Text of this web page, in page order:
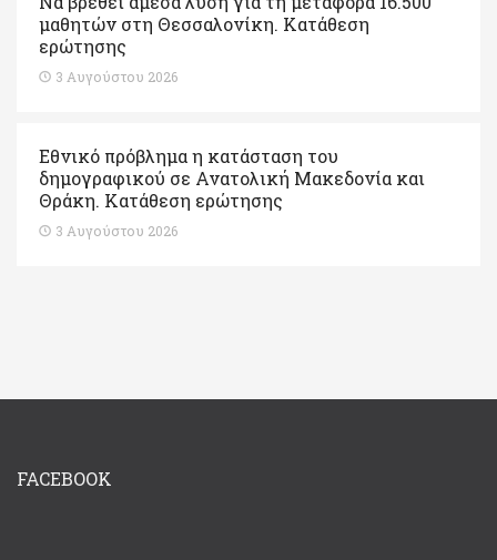
μαθητών στη Θεσσαλονίκη. Κατάθεση
ερώτησης
3 Αυγούστου 2026
Εθνικό πρόβλημα η κατάσταση του
δημογραφικού σε Ανατολική Μακεδονία και
Θράκη. Κατάθεση ερώτησης
3 Αυγούστου 2026
FACEBOOK